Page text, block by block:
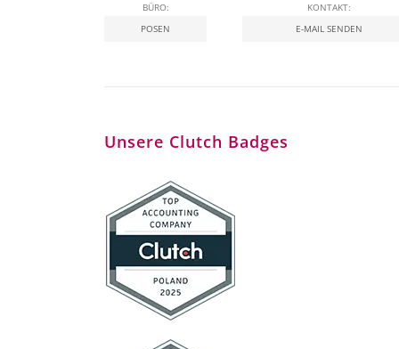
BÜRO:
POSEN
KONTAKT:
E-MAIL SENDEN
Unsere Clutch Badges